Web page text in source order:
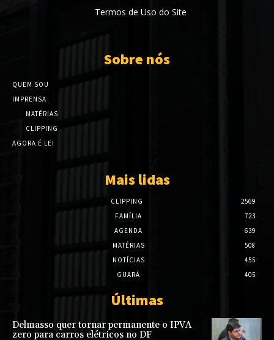
Termos de Uso do Site
Sobre nós
QUEM SOU
IMPRENSA
MATÉRIAS
CLIPPING
AGORA É LEI
Mais lidas
CLIPPING
2569
FAMÍLIA
723
AGENDA
639
MATÉRIAS
508
NOTÍCIAS
455
GUARÁ
405
Últimas
Delmasso quer tornar permanente o IPVA
zero para carros elétricos no DF